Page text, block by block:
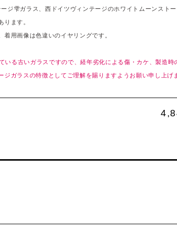
ジ雫ガラス、西ドイツヴィンテージのホワイトムーンストー
ります。
用画像は色違いのイヤリングです。
いる古いガラスですので、経年劣化による傷・カケ、製造時
ガラスの特徴としてご理解を賜りますようお願い申し上げ